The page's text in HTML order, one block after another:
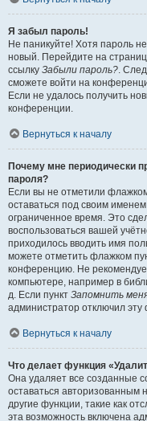
Я забыл пароль!
Не паникуйте! Хотя пароль
новый. Перейдите на
ссылку Забыли пароль?.
сможете войти на
Если не удалось получить
конференции.
Вернуться к началу
Почему мне периодически
пароля?
Если вы не отметили
оставаться под своим
ограниченное время. Это
воспользоваться вашей
приходилось вводить имя
можете отметить флажком
конференцию. Не
компьютере, например в
д. Если пункт Запомнить
администратор отключил эту
Вернуться к началу
Что делает функция
Она удаляет все созданные
оставаться авторизованным
другие функции, такие как
эта возможность включена